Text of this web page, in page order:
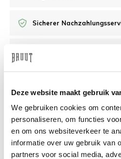
Deze website maakt gebruik
We gebruiken cookies om
personaliseren, om functies
en om ons websiteverkeer te
informatie over uw gebruik van
partners voor social media,
Sicherer
Brauchen Sie Hilfe?Wir
weiter
info@bruut.nl Live-
Über dieses Produkt